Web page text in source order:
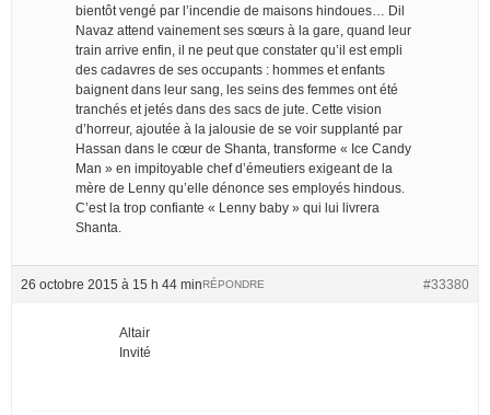
bientôt vengé par l’incendie de maisons hindoues… Dil
Navaz attend vainement ses sœurs à la gare, quand leur
train arrive enfin, il ne peut que constater qu’il est empli
des cadavres de ses occupants : hommes et enfants
baignent dans leur sang, les seins des femmes ont été
tranchés et jetés dans des sacs de jute. Cette vision
d’horreur, ajoutée à la jalousie de se voir supplanté par
Hassan dans le cœur de Shanta, transforme « Ice Candy
Man » en impitoyable chef d’émeutiers exigeant de la
mère de Lenny qu’elle dénonce ses employés hindous.
C’est la trop confiante « Lenny baby » qui lui livrera
Shanta.
26 octobre 2015 à 15 h 44 min #33380
RÉPONDRE
Altair
Invité